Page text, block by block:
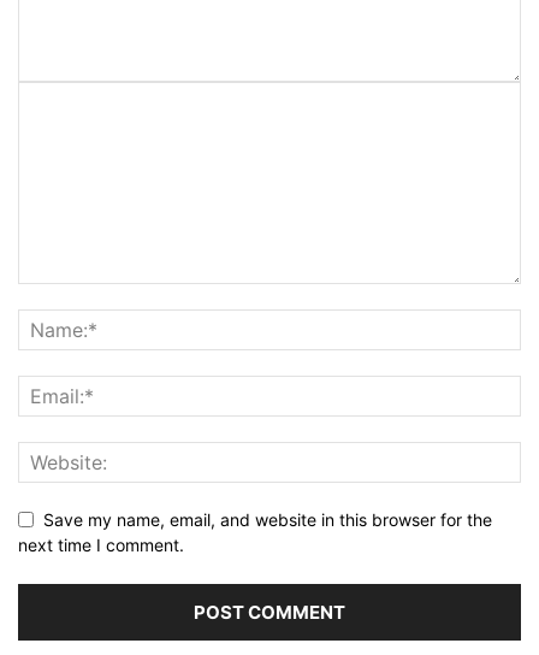
Save my name, email, and website in this browser for the
next time I comment.